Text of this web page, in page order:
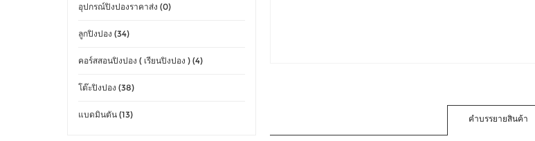
อุปกรณ์ปิงปองราคาส่ง (0)
ลูกปิงปอง (34)
คอร์สสอนปิงปอง ( เรียนปิงปอง ) (4)
โต๊ะปิงปอง (38)
แบดมินตัน (13) คำบรรยายสินค้า